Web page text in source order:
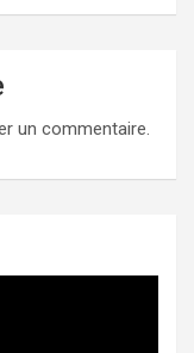
un commentaire.